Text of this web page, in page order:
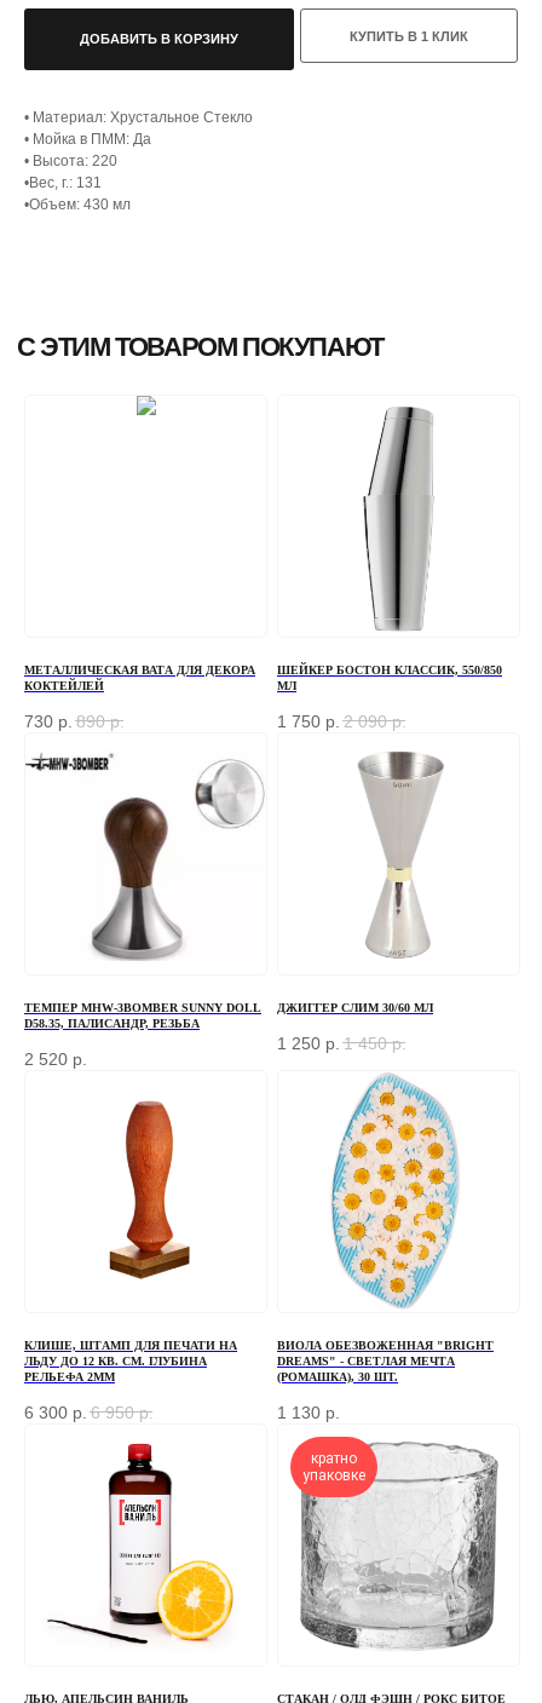
ДОБАВИТЬ В КОРЗИНУ КУПИТЬ В 1 КЛИК
• Материал: Хрустальное Стекло
• Мойка в ПММ: Да
• Высота: 220
•Вес, г.: 131
•Объем: 430 мл
МЕТАЛЛИЧЕСКАЯ ВАТА ДЛЯ ДЕКОРА
КОКТЕЙЛЕЙ
730 р. 890 р.
ШЕЙКЕР БОСТОН КЛАССИК, 550/850
МЛ
1 750 р. 2 090 р.
ТЕМПЕР MHW-3BOMBER SUNNY DOLL
D58.35, ПАЛИСАНДР, РЕЗЬБА
2 520 р.
ДЖИГГЕР СЛИМ 30/60 МЛ
1 250 р. 1 450 р.
КЛИШЕ, ШТАМП ДЛЯ ПЕЧАТИ НА
ЛЬДУ ДО 12 КВ. СМ. ГЛУБИНА
РЕЛЬЕФА 2ММ
6 300 р. 6 950 р.
ВИОЛА ОБЕЗВОЖЕННАЯ "BRIGHT
DREAMS" - СВЕТЛАЯ МЕЧТА
(РОМАШКА), 30 ШТ.
1 130 р.
ЛЬЮ, АПЕЛЬСИН ВАНИЛЬ
кратно
упаковке
СТАКАН / ОЛД ФЭШН / РОКС БИТОЕ
Если у вас есть вопросы по ассортименту или
нужна консультация — оставьте свои контакты, мы
свяжемся с вами
ОТПРАВИТЬ
ЗАКАЗАТЬ ЗВОНОК
+7 (966) 077-55-50
Г. МОСКВА, ДЕРБЕНЕВСКАЯ